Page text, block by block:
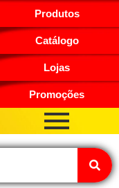
Produtos
Catálogo
Lojas
Promoções